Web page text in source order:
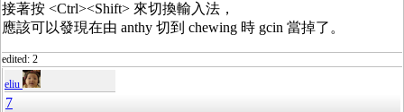
接著按 <Ctrl><Shift> 來切換輸入法，
應該可以發現在由 anthy 切到 chewing 時 gcin 當掉了。
edited: 2
eliu
7